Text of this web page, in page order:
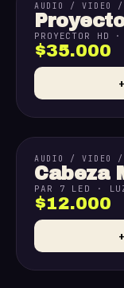
AUDIO / VIDEO /
PROYECTOR HD
$35.000
AUDIO / VIDEO /
Cabeza
PAR 7 LED ·
$12.000